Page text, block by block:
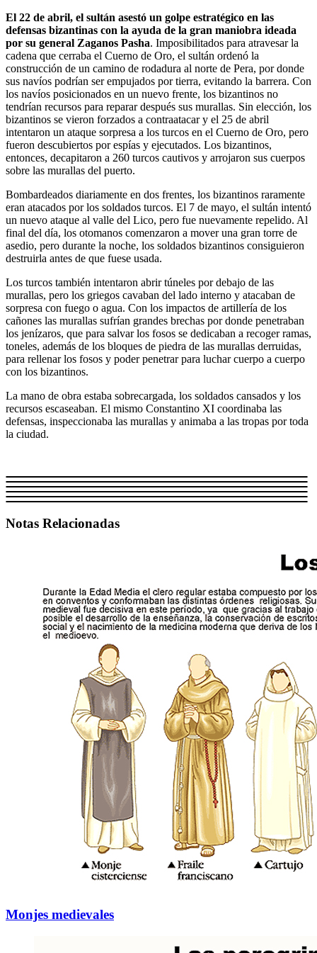
El 22 de abril, el sultán asestó un golpe estratégico en las
defensas bizantinas con la ayuda de la gran maniobra ideada
por su general Zaganos Pasha. Imposibilitados para atravesar la
cadena que cerraba el Cuerno de Oro, el sultán ordenó la
construcción de un camino de rodadura al norte de Pera, por donde
sus navíos podrían ser empujados por tierra, evitando la barrera. Con
los navíos posicionados en un nuevo frente, los bizantinos no
tendrían recursos para reparar después sus murallas. Sin elección, los
bizantinos se vieron forzados a contraatacar y el 25 de abril
intentaron un ataque sorpresa a los turcos en el Cuerno de Oro, pero
fueron descubiertos por espías y ejecutados. Los bizantinos,
entonces, decapitaron a 260 turcos cautivos y arrojaron sus cuerpos
sobre las murallas del puerto.
Bombardeados diariamente en dos frentes, los bizantinos raramente
eran atacados por los soldados turcos. El 7 de mayo, el sultán intentó
un nuevo ataque al valle del Lico, pero fue nuevamente repelido. Al
final del día, los otomanos comenzaron a mover una gran torre de
asedio, pero durante la noche, los soldados bizantinos consiguieron
destruirla antes de que fuese usada.
Los turcos también intentaron abrir túneles por debajo de las
murallas, pero los griegos cavaban del lado interno y atacaban de
sorpresa con fuego o agua. Con los impactos de artillería de los
cañones las murallas sufrían grandes brechas por donde penetraban
los jenízaros, que para salvar los fosos se dedicaban a recoger ramas,
toneles, además de los bloques de piedra de las murallas derruidas,
para rellenar los fosos y poder penetrar para luchar cuerpo a cuerpo
con los bizantinos.
La mano de obra estaba sobrecargada, los soldados cansados y los
recursos escaseaban. El mismo Constantino XI coordinaba las
defensas, inspeccionaba las murallas y animaba a las tropas por toda
la ciudad.
Notas Relacionadas
Monjes medievales